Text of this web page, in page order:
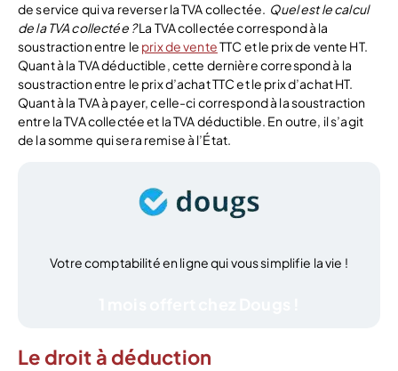
de service qui va reverser la TVA collectée. Quel est le calcul
de la TVA collectée ?La TVA collectée correspond à la
soustraction entre le prix de venteTTC et le prix de vente HT.
Quant à la TVA déductible, cette dernière correspond à la
soustraction entre le prix d’achat TTC et le prix d’achat HT.
Quant à la TVA à payer, celle-ci correspond à la soustraction
entre la TVA collectée et la TVA déductible. En outre, il s’agit
de la somme qui sera remise à l’État.
Votre comptabilité en ligne qui vous simplifie la vie !
Le droit à déduction